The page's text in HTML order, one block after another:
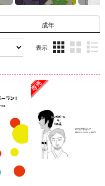
成年
表示
ム
表
ム
表
ム
表